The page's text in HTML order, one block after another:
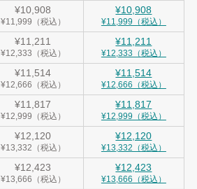
¥10,908
¥11,999（税込）
¥10,908
¥11,999（税込）
¥11,211
¥12,333（税込）
¥11,211
¥12,333（税込）
¥11,514
¥12,666（税込）
¥11,514
¥12,666（税込）
¥11,817
¥12,999（税込）
¥11,817
¥12,999（税込）
¥12,120
¥13,332（税込）
¥12,120
¥13,332（税込）
¥12,423
¥13,666（税込）
¥12,423
¥13,666（税込）